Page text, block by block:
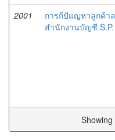
2001
การก้ปัแญหาลูกค้า
สำนักงานบัญชี S.P.